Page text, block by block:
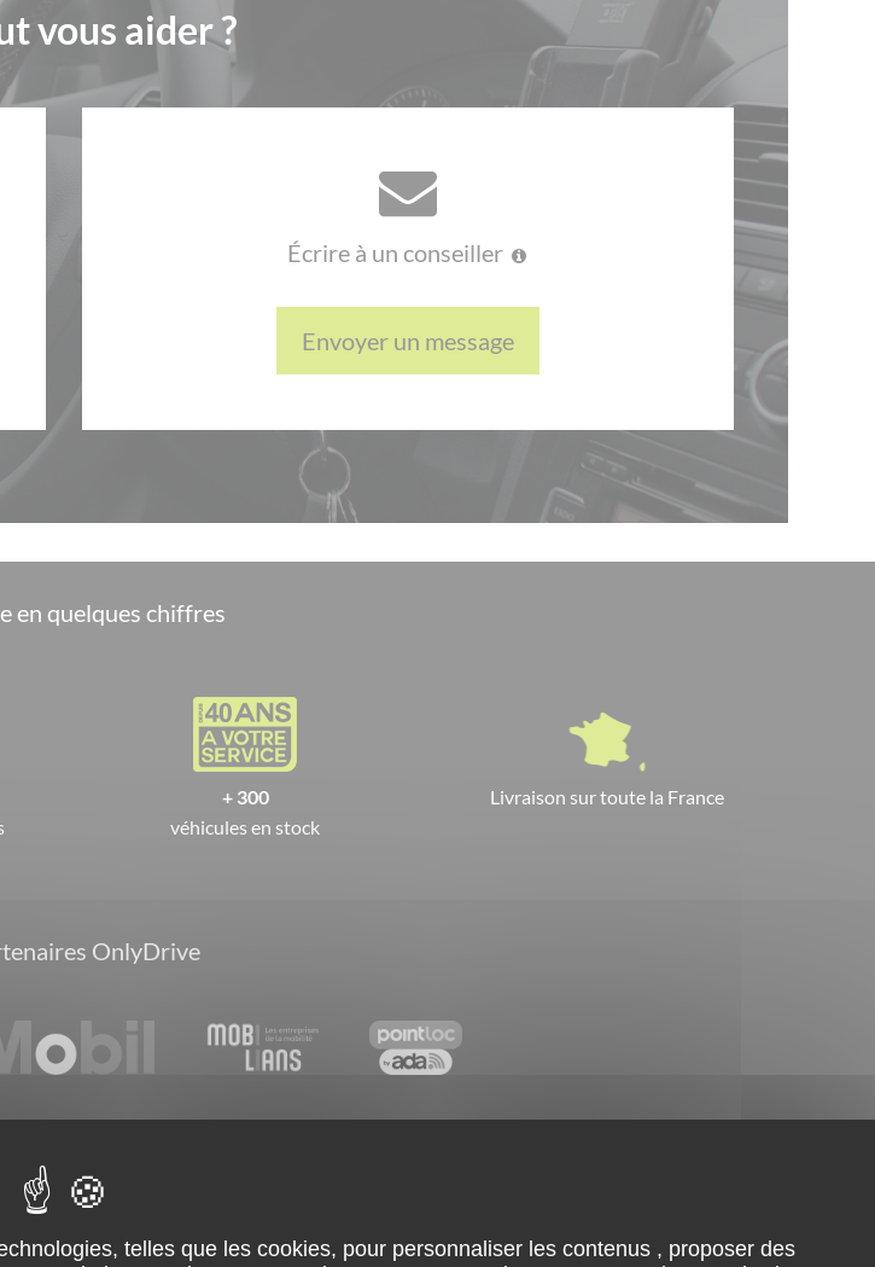
vous aider ?
Écrire à un conseiller
Envoyer un message
en quelques chiffres
+ 300
véhicules en stock
Livraison sur toute la France
OnlyDrive
David